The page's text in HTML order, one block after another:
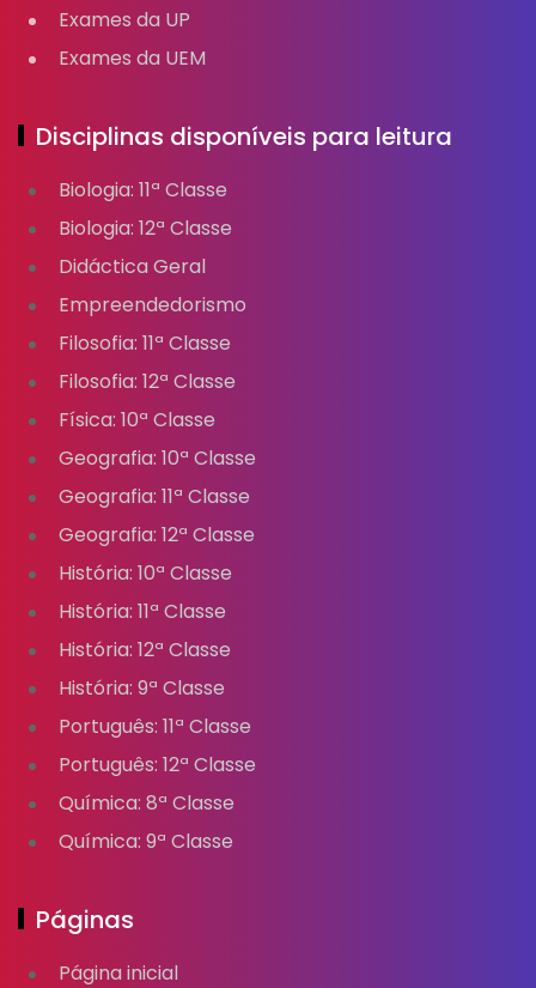
Exames da UP
Exames da UEM
Disciplinas disponíveis para leitura
Biologia: 11ª Classe
Biologia: 12ª Classe
Didáctica Geral
Empreendedorismo
Filosofia: 11ª Classe
Filosofia: 12ª Classe
Física: 10ª Classe
Geografia: 10ª Classe
Geografia: 11ª Classe
Geografia: 12ª Classe
História: 10ª Classe
História: 11ª Classe
História: 12ª Classe
História: 9ª Classe
Português: 11ª Classe
Português: 12ª Classe
Química: 8ª Classe
Química: 9ª Classe
Páginas
Página inicial